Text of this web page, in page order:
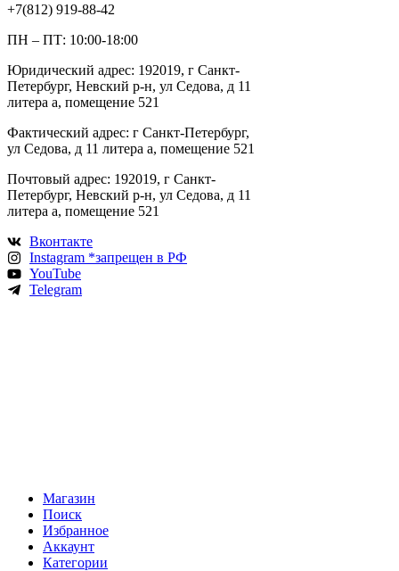
+7(812) 919-88-42
ПН – ПТ: 10:00-18:00
Юридический адрес: 192019, г Санкт-
Петербург, Невский р-н, ул Седова, д 11
литера а, помещение 521
Фактический адрес: г Санкт-Петербург,
ул Седова, д 11 литера а, помещение 521
Почтовый адрес: 192019, г Санкт-
Петербург, Невский р-н, ул Седова, д 11
литера а, помещение 521
Вконтакте
Instagram *запрещен в РФ
YouTube
Telegram
Магазин
Поиск
Избранное
Аккаунт
Категории